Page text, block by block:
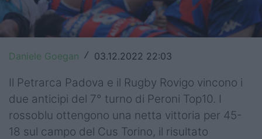
Top14
Challenge Cup
World Rugby
Daniele Goegan / 03.12.2022 22:03
Il Petrarca Padova e il Rugby Rovigo vincono i
due anticipi del 7° turno di Peroni Top10. I
rossoblu ottengono una netta vittoria per 45-
18 sul campo del Cus Torino, il risultato